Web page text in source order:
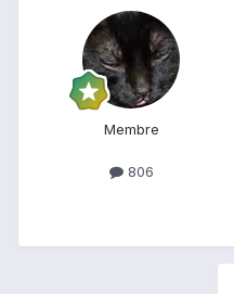
Membre
806